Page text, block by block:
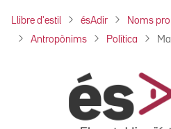
Llibre d'estil ésAdir Noms
Antropònims Política